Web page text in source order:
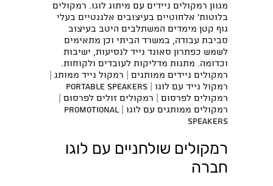
מגוון רמקולים ניידים עם מיתוג לוגו. רמקולים
בלוטות' אלחוטיים בעיצובים אלגנטיים בעלי
גוף קטן מימדים המשתלבים היטב בעיצוב
סביבת עבודה, במשרד הביתי וכן מתאימים
לשמש כפתרון סאונד נייד לנסיעות, ישיבות
וכדומה. מתנות מדליקות לעובדים ולקוחות.
רמקולים ניידים ממותגים | רמקול נייד ממותג |
רמקול נייד עם לוגו | portable speakers
רמקולים לפרסום | רמקולים זולים לפרסום |
רמקולים ממותגים עם לוגו | promotional
speakers
רמקולים שולחניים עם לוגו
חברה